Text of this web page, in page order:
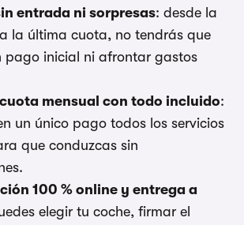
entrada ni sorpresas: desde la
la última cuota, no tendrás que
pago inicial ni afrontar gastos
mensual con todo incluido:
un único pago todos los servicios
que conduzcas sin
100 % online y entrega a
elegir tu coche, firmar el